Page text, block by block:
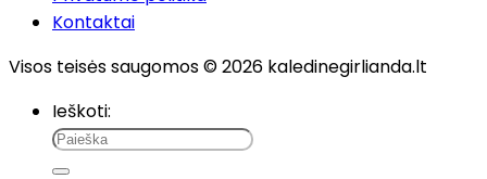
Kontaktai
Visos teisės saugomos © 2026 kaledinegirlianda.lt
Ieškoti: